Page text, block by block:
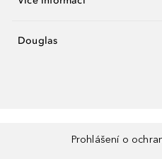
Douglas
Prohlášení o